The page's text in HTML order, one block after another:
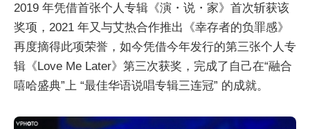
2019 年凭借首张个人专辑《演・说・家》首次斩获该
奖项，2021 年又与艾热合作推出《幸存者的负罪感》
再度摘得此项荣誉，如今凭借今年发行的第三张个人专
辑《Love Me Later》第三次获奖，完成了自己在“融合
嘻哈盛典”上 “最佳华语说唱专辑三连冠” 的成就。